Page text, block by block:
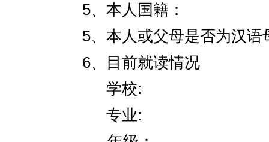
5、本人国籍：
5、本人或父母是否为汉语
6、目前就读情况
学校:
专业: